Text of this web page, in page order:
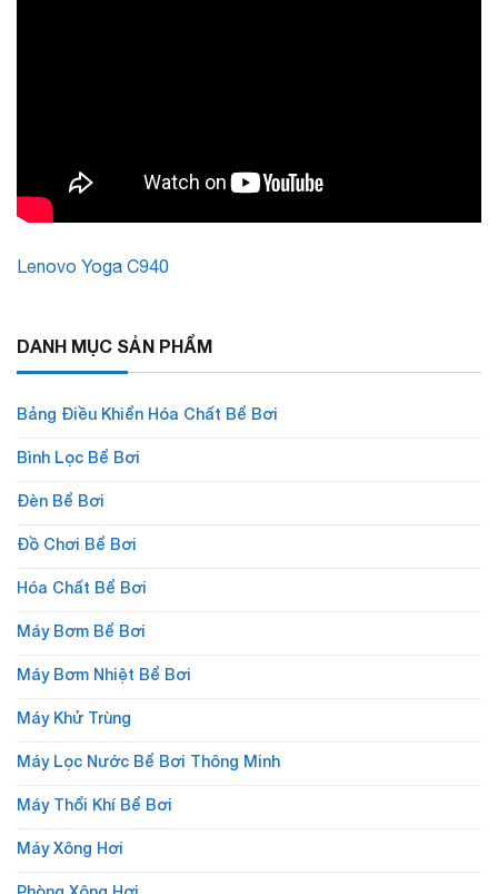
Lenovo Yoga C940
DANH MỤC SẢN PHẨM
Bảng Điều Khiển Hóa Chất Bể Bơi
Bình Lọc Bể Bơi
Đèn Bể Bơi
Đồ Chơi Bể Bơi
Hóa Chất Bể Bơi
Máy Bơm Bể Bơi
Máy Bơm Nhiệt Bể Bơi
Máy Khử Trùng
Máy Lọc Nước Bể Bơi Thông Minh
Máy Thổi Khí Bể Bơi
Máy Xông Hơi